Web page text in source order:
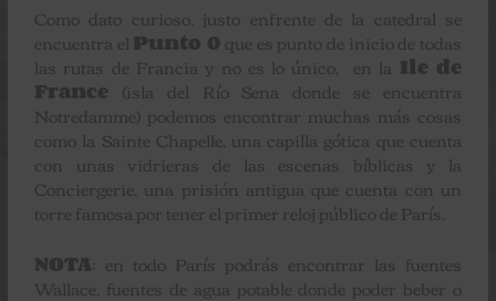
Como dato curioso, justo enfrente de la catedral se
encuentra elPunto 0 que es punto de inicio de todas
las rutas de Francia y no es lo único, en la Ile de
France (isla del Río Sena donde se encuentra
Notredamme) podemos encontrar muchas más cosas
como la Sainte Chapelle, una capilla gótica que cuenta
con unas vidrieras de las escenas bíblicas y la
Conciergerie, una prisión antigua que cuenta con un
torre famosa por tener el primer reloj público de París.
NOTA: en todo París podrás encontrar las fuentes
Wallace, fuentes de agua potable donde poder beber o